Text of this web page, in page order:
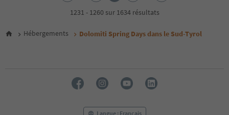
6
1231 - 1260 sur 1634 résultats
Hébergements Dolomiti Spring Days dans le Sud-Tyrol
Langue : Français